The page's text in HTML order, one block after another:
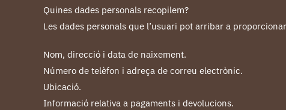
Quines dades personals recopilem?
Les dades personals que l’usuari pot arribar a
Nom, direcció i data de naixement.
Número de telèfon i adreça de correu electrònic.
Ubicació.
Informació relativa a pagaments i devolucions.